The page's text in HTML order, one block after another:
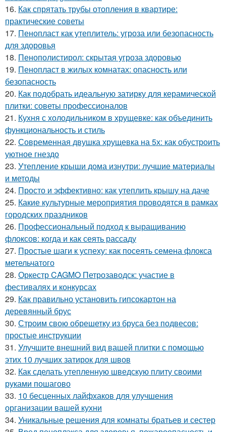
16. Как спрятать трубы отопления в квартире:
практические советы
17. Пенопласт как утеплитель: угроза или безопасность
для здоровья
18. Пенополистирол: скрытая угроза здоровью
19. Пенопласт в жилых комнатах: опасность или
безопасность
20. Как подобрать идеальную затирку для керамической
плитки: советы профессионалов
21. Кухня с холодильником в хрущевке: как объединить
функциональность и стиль
22. Современная двушка хрущевка на 5х: как обустроить
уютное гнездо
23. Утепление крыши дома изнутри: лучшие материалы
и методы
24. Просто и эффективно: как утеплить крышу на даче
25. Какие культурные мероприятия проводятся в рамках
городских праздников
26. Профессиональный подход к выращиванию
флоксов: когда и как сеять рассаду
27. Простые шаги к успеху: как посеять семена флокса
метельчатого
28. Оркестр CAGMO Петрозаводск: участие в
фестивалях и конкурсах
29. Как правильно установить гипсокартон на
деревянный брус
30. Строим свою обрешетку из бруса без подвесов:
простые инструкции
31. Улучшите внешний вид вашей плитки с помощью
этих 10 лучших затирок для швов
32. Как сделать утепленную шведскую плиту своими
руками пошагово
33. 10 бесценных лайфхаков для улучшения
организации вашей кухни
34. Уникальные решения для комнаты братьев и сестер